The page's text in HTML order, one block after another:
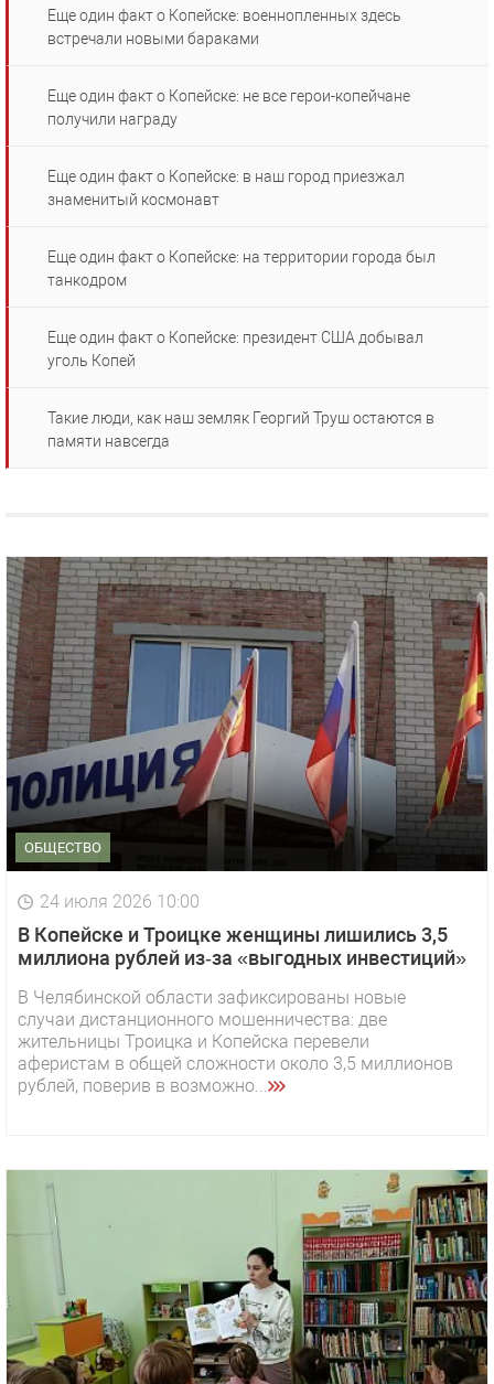
Еще один факт о Копейске: военнопленных здесь
встречали новыми бараками
Еще один факт о Копейске: не все герои-копейчане
получили награду
Еще один факт о Копейске: в наш город приезжал
знаменитый космонавт
Еще один факт о Копейске: на территории города был
танкодром
Еще один факт о Копейске: президент США добывал
уголь Копей
Такие люди, как наш земляк Георгий Труш остаются в
памяти навсегда
ОБЩЕСТВО
24 июля 2026 10:00
В Копейске и Троицке женщины лишились 3,5
миллиона рублей из‑за «выгодных инвестиций»
В Челябинской области зафиксированы новые
случаи дистанционного мошенничества: две
жительницы Троицка и Копейска перевели
аферистам в общей сложности около 3,5 миллионов
рублей, поверив в возможно...